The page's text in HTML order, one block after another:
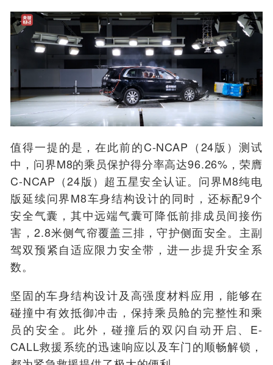
值得一提的是，在此前的C-NCAP （24版） 测试
中， 问界M8的乘员保护得分率高达96.26%，荣膺
C-NCAP （24版）超五星安全认证。 问界M8纯电
版延续问界M8车身结构设计的同时， 还标配9个
安全气囊，其中远端气囊可降低前排成员间接伤
害，2.8米侧气帘覆盖三排，守护侧面安全。主副
驾双预紧自适应限力安全带，进一步提升安全系
数。
坚固的车身结构设计及高强度材料应用，能够在
碰撞中有效抵御冲击，保持乘员舱的完整性和乘
员的安全。 此外，碰撞后的双闪自动开启、E-
CALL救援系统的迅速响应以及车门的顺畅解锁，